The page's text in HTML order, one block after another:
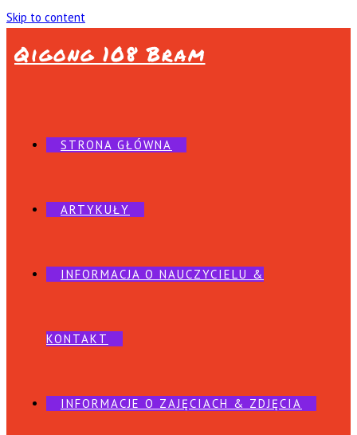
Skip to content
Qigong 108 Bram
STRONA GŁÓWNA
ARTYKUŁY
INFORMACJA O NAUCZYCIELU &
KONTAKT
INFORMACJE O ZAJĘCIACH & ZDJĘCIA